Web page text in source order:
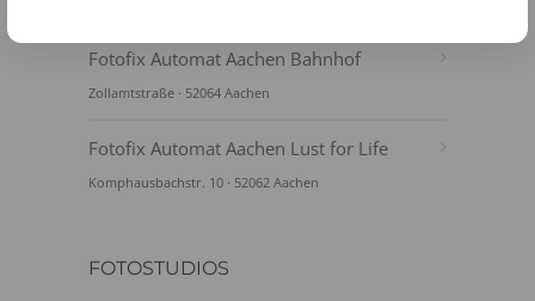
Fotofix Automat Aachen Bahnhof
Zollamtstraße · 52064 Aachen
Fotofix Automat Aachen Lust for Life
Komphausbachstr. 10 · 52062 Aachen
FOTOSTUDIOS